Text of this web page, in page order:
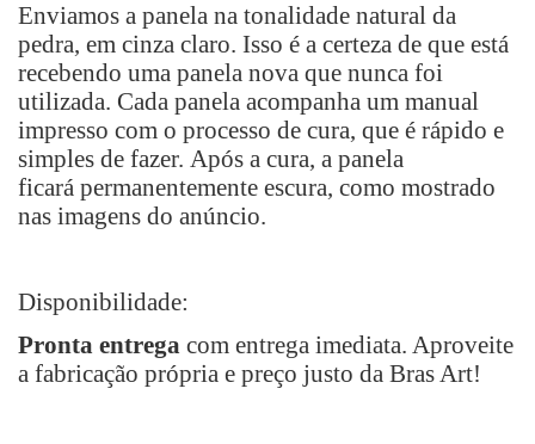
Enviamos a panela na tonalidade natural da
pedra, em cinza claro. Isso é a certeza de que está
recebendo uma panela nova que nunca foi
utilizada. Cada panela acompanha um manual
impresso com o processo de cura, que é rápido e
simples de fazer. Após a cura, a panela
ficará permanentemente escura, como mostrado
nas imagens do anúncio.
Disponibilidade:
Pronta entrega com entrega imediata. Aproveite
a fabricação própria e preço justo da Bras Art!